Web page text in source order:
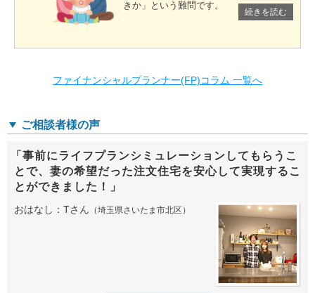
きか」という難問です。
続きを読む
ファイナンシャルプランナー(FP)コラム 一覧へ
ご相談者様の声
「事前にライフプランシミュレーションしてもらうこ
とで、妻の希望だった注文住宅を安心して実現するこ
とができました！」
おはなし：Tさん （埼玉県さいたま市北区）